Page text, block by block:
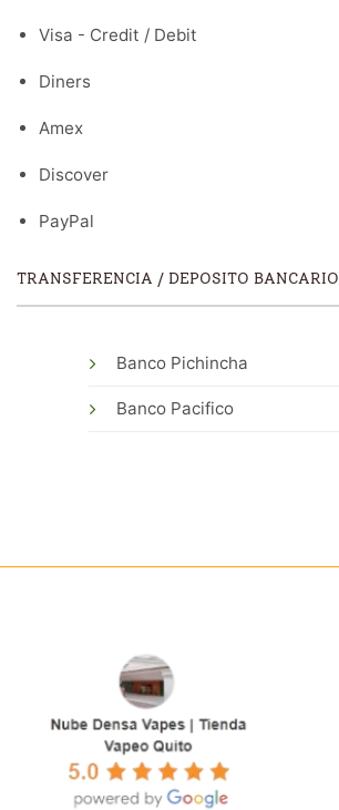
Visa - Credit / Debit
Diners
Amex
Discover
PayPal
TRANSFERENCIA / DEPOSITO BANCARIO
Banco Pichincha
Banco Pacifico